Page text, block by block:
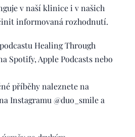
v naší klinice i v našich
informovaná rozhodnutí.
Healing Through
Spotify, Apple Podcasts nebo
příběhy naleznete na
Instagramu @duo_smile a